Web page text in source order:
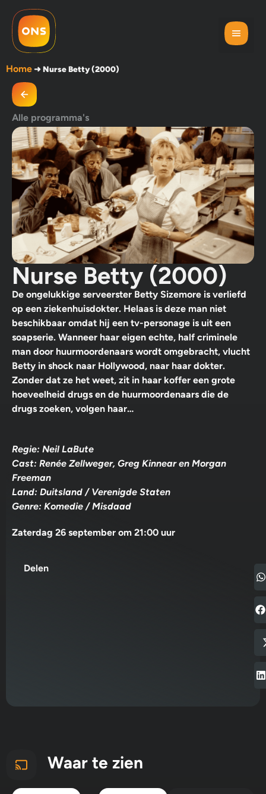
Home➜Nurse Betty (2000)
Alle programma's
Nurse Betty (2000)
De ongelukkige serveerster Betty Sizemore is verliefd
op een ziekenhuisdokter. Helaas is deze man niet
beschikbaar omdat hij een tv-personage is uit een
soapserie. Wanneer haar eigen echte, half criminele
man door huurmoordenaars wordt omgebracht, vlucht
Betty in shock naar Hollywood, naar haar dokter.
Zonder dat ze het weet, zit in haar koffer een grote
hoeveelheid drugs en de huurmoordenaars die de
drugs zoeken, volgen haar…
Regie: Neil LaBute
Cast: Renée Zellweger, Greg Kinnear en Morgan
Freeman
Land: Duitsland / Verenigde Staten
Genre: Komedie / Misdaad
Zaterdag 26 september om 21:00 uur
Delen
Waar te zien